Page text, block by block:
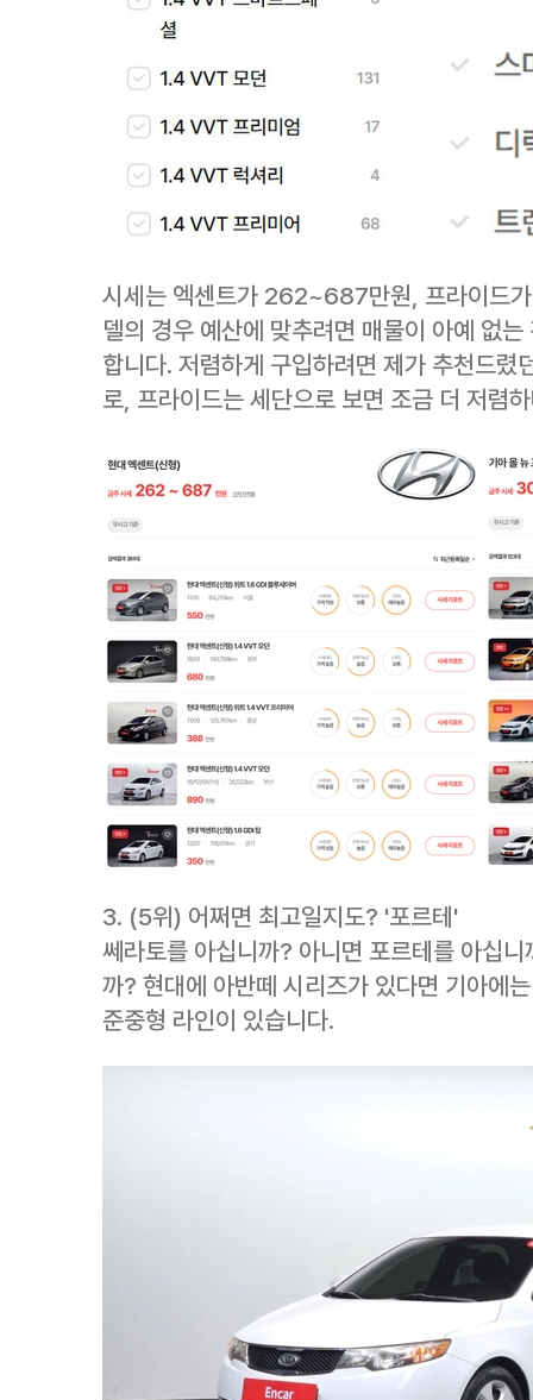
시세는 엑센트가 262~687만원, 프라이드
델의 경우 예산에 맞추려면 매물이 아예 없
합니다. 저렴하게 구입하려면 제가 추천드렸
로, 프라이드는 세단으로 보면 조금 더 저렴
3. (5위) 어쩌면 최고일지도? '포르테'
쎄라토를 아십니까? 아니면 포르테를 아십
까? 현대에 아반떼 시리즈가 있다면 기아에
준중형 라인이 있습니다.